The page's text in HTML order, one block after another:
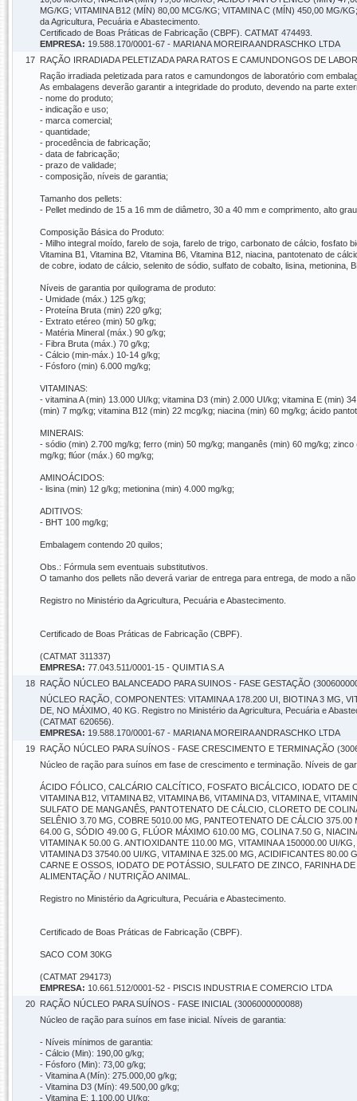
MG/KG; VITAMINA B12 (MÍN) 80,00 MCG/KG; VITAMINA C (MÍN) 450,00 MG/
da Agricultura, Pecuária e Abastecimento.
Certificado de Boas Práticas de Fabricação (CBPF). CATMAT 474493.
EMPRESA: 19.588.170/0001-67 - MARIANA MOREIRA ANDRASCHKO LTDA
17 RAÇÃO IRRADIADA PELETIZADA PARA RATOS E CAMUNDONGOS DE
Ração irradiada peletizada para ratos e camundongos de laboratório com
As embalagens deverão garantir a integridade do produto, devendo na parte
- nome do produto;
- indicação e uso;
- marca comercial;
- quantidade;
- procedência de fabricação;
- data de fabricação;
- prazo de validade;
- composição, níveis de garantia;
Tamanho dos pellets:
- Pellet medindo de 15 a 16 mm de diâmetro, 30 a 40 mm e comprimento, alto
Composição Básica do Produto:
- Milho integral moído, farelo de soja, farelo de trigo, carbonato de cálcio, fosfato
Vitamina B1, Vitamina B2, Vitamina B6, Vitamina B12, niacina, pantotenato de
de cobre, iodato de cálcio, selenito de sódio, sulfato de cobalto, lisina, metionina,
Níveis de garantia por quilograma de produto:
- Umidade (máx.) 125 g/kg;
- Proteína Bruta (min) 220 g/kg;
- Extrato etéreo (min) 50 g/kg;
- Matéria Mineral (máx.) 90 g/kg;
- Fibra Bruta (máx.) 70 g/kg;
- Cálcio (min-máx.) 10-14 g/kg;
- Fósforo (min) 6.000 mg/kg;
VITAMINAS:
- vitamina A (min) 13.000 UI/kg; vitamina D3 (min) 2.000 UI/kg; vitamina E (min)
(min) 7 mg/kg; vitamina B12 (min) 22 mcg/kg; niacina (min) 60 mg/kg; ácido
MINERAIS:
- sódio (min) 2.700 mg/kg; ferro (min) 50 mg/kg; manganês (min) 60 mg/kg;
mg/kg; flúor (máx.) 60 mg/kg;
AMINOÁCIDOS:
- lisina (min) 12 g/kg; metionina (min) 4.000 mg/kg;
ADITIVOS:
- BHT 100 mg/kg;
Embalagem contendo 20 quilos;
Obs.: Fórmula sem eventuais substitutivos.
O tamanho dos pellets não deverá variar de entrega para entrega, de modo a
Registro no Ministério da Agricultura, Pecuária e Abastecimento.
Certificado de Boas Práticas de Fabricação (CBPF).
(CATMAT 311337)
EMPRESA: 77.043.511/0001-15 - QUIMTIA S.A
18 RAÇÃO NÚCLEO BALANCEADO PARA SUINOS - FASE GESTAÇÃO
NÚCLEO RAÇÃO, COMPONENTES: VITAMINA A 178.200 UI, BIOTINA 3 MG,
DE, NO MÁXIMO, 40 KG. Registro no Ministério da Agricultura, Pecuária e
(CATMAT 620656).
EMPRESA: 19.588.170/0001-67 - MARIANA MOREIRA ANDRASCHKO LTDA
19 RAÇÃO NÚCLEO PARA SUÍNOS - FASE CRESCIMENTO E TERMINAÇÃO
Núcleo de ração para suínos em fase de crescimento e terminação. Níveis de
ÁCIDO FÓLICO, CALCÁRIO CALCÍTICO, FOSFATO BICÁLCICO, IODATO DE
VITAMINA B12, VITAMINA B2, VITAMINA B6, VITAMINA D3, VITAMINA E,
SULFATO DE MANGANÊS, PANTOTENATO DE CÁLCIO, CLORETO DE
SELÊNIO 3.70 MG, COBRE 5010.00 MG, PANTEOTENATO DE CÁLCIO
64.00 G, SÓDIO 49.00 G, FLÚOR MÁXIMO 610.00 MG, COLINA 7.50 G,
VITAMINA K 50.00 G. ANTIOXIDANTE 110.00 MG, VITAMINA A 150000.00 UI/
VITAMINA D3 37540.00 UI/KG, VITAMINA E 325.00 MG, ACIDIFICANTES
CARNE E OSSOS, IODATO DE POTÁSSIO, SULFATO DE ZINCO, FARINHA
ALIMENTAÇÃO / NUTRIÇÃO ANIMAL.
Registro no Ministério da Agricultura, Pecuária e Abastecimento.
Certificado de Boas Práticas de Fabricação (CBPF).
SACO COM 30KG
(CATMAT 294173)
EMPRESA: 10.661.512/0001-52 - PISCIS INDUSTRIA E COMERCIO LTDA
20 RAÇÃO NÚCLEO PARA SUÍNOS - FASE INICIAL (3006000000088)
Núcleo de ração para suínos em fase inicial. Níveis de garantia:
- Níveis mínimos de garantia:
- Cálcio (Min): 190,00 g/kg;
- Fósforo (Min): 73,00 g/kg;
- Vitamina A (Mín): 275.000,00 g/kg;
- Vitamina D3 (Mín): 49.500,00 g/kg;
- Vitamina E: 1.100,00 UI/kg;